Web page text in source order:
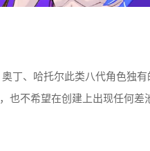
丁、哈托尔此类八代角色独
也不希望在创建上出现任何